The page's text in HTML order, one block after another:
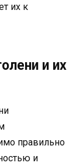
их к
и их
правильно
и